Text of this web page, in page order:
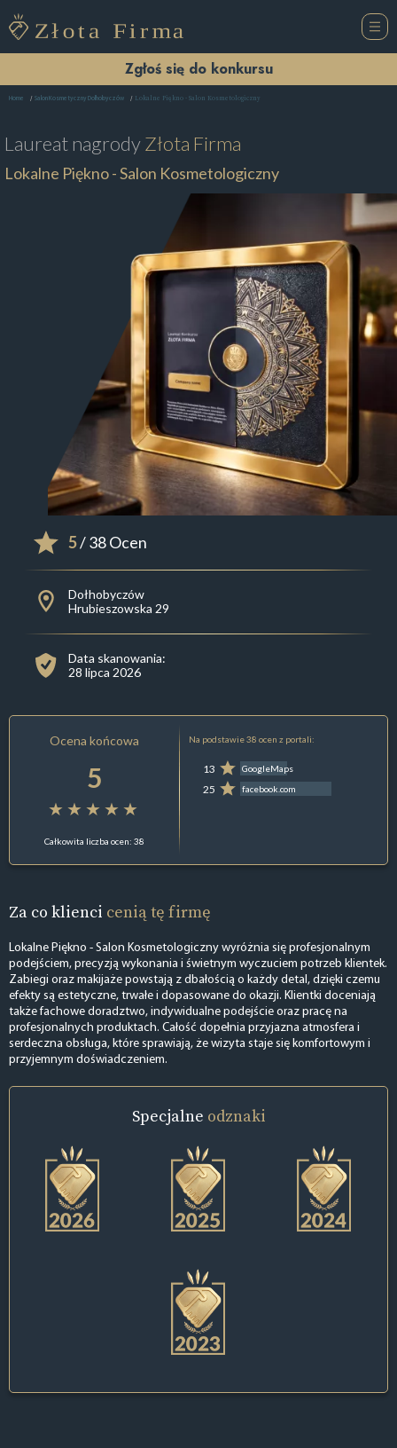
Zgłoś się do konkursu
Home Salon Kosmetyczny Dołhobyczów Lokalne Piękno - Salon Kosmetologiczny
Laureat nagrodyZłota Firma
Lokalne Piękno - Salon Kosmetologiczny
5/ 38 Ocen
Dołhobyczów
Hrubieszowska 29
Data skanowania:
28 lipca 2026
Ocena końcowa
5
Całkowita liczba ocen: 38
Na podstawie 38 ocen z portali:
13 GoogleMaps
25 facebook.com
Za co klienci cenią tę firmę
Lokalne Piękno - Salon Kosmetologiczny wyróżnia się profesjonalnym
podejściem, precyzją wykonania i świetnym wyczuciem potrzeb klientek.
Zabiegi oraz makijaże powstają z dbałością o każdy detal, dzięki czemu
efekty są estetyczne, trwałe i dopasowane do okazji. Klientki doceniają
także fachowe doradztwo, indywidualne podejście oraz pracę na
profesjonalnych produktach. Całość dopełnia przyjazna atmosfera i
serdeczna obsługa, które sprawiają, że wizyta staje się komfortowym i
przyjemnym doświadczeniem.
Specjalne odznaki